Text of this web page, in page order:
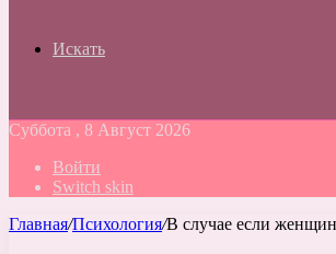
Искать
Суббота , 8 Август 2026
Войти
Switch skin
Главная/Психология/В случае если